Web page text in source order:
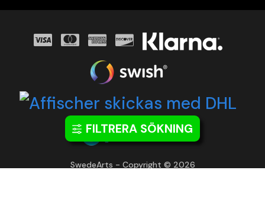
SwedeArts - Copyright © 2026
FILTRERA SÖKNING